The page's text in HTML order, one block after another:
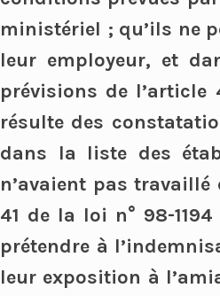
ministériel ; qu’ils ne
leur employeur, et
prévisions de l’article
résulte des
dans la liste des
n’avaient pas
41 de la loi n° 98-
prétendre à
leur exposition à